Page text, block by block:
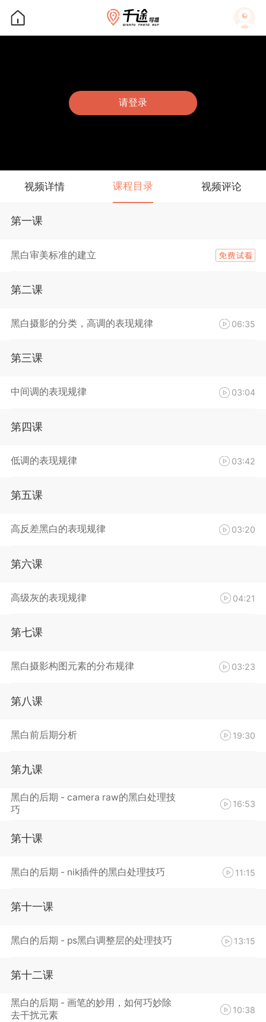
请登录
视频详情 课程目录 视频评论
第一课
黑白审美标准的建立
第二课
黑白摄影的分类，高调的表现规律 06:35
第三课
中间调的表现规律 03:04
第四课
低调的表现规律 03:42
第五课
高反差黑白的表现规律 03:20
第六课
高级灰的表现规律 04:21
第七课
黑白摄影构图元素的分布规律 03:23
第八课
黑白前后期分析 19:30
第九课
黑白的后期 - camera raw的黑白处理技
巧
16:53
第十课
黑白的后期 - nik插件的黑白处理技巧 11:15
第十一课
黑白的后期 - ps黑白调整层的处理技巧 13:15
第十二课
黑白的后期 - 画笔的妙用，如何巧妙除
去干扰元素
10:38